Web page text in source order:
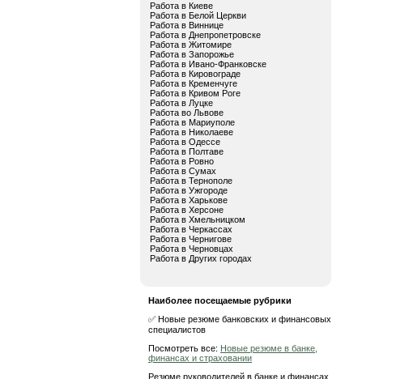
Работа в Киеве
Работа в Белой Церкви
Работа в Виннице
Работа в Днепропетровске
Работа в Житомире
Работа в Запорожье
Работа в Ивано-Франковске
Работа в Кировограде
Работа в Кременчуге
Работа в Кривом Роге
Работа в Луцке
Работа во Львове
Работа в Мариуполе
Работа в Николаеве
Работа в Одессе
Работа в Полтаве
Работа в Ровно
Работа в Сумах
Работа в Тернополе
Работа в Ужгороде
Работа в Харькове
Работа в Херсоне
Работа в Хмельницком
Работа в Черкассах
Работа в Чернигове
Работа в Черновцах
Работа в Других городах
Наиболее посещаемые рубрики
✅ Новые резюме банковских и финансовых
специалистов
Посмотреть все: Новые резюме в банке,
финансах и страховании
Резюме руководителей в банке и финансах